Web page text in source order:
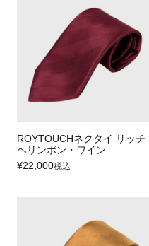
ROYTOUCHネクタイ リッチ
ヘリンボン・ワイン
¥22,000税込